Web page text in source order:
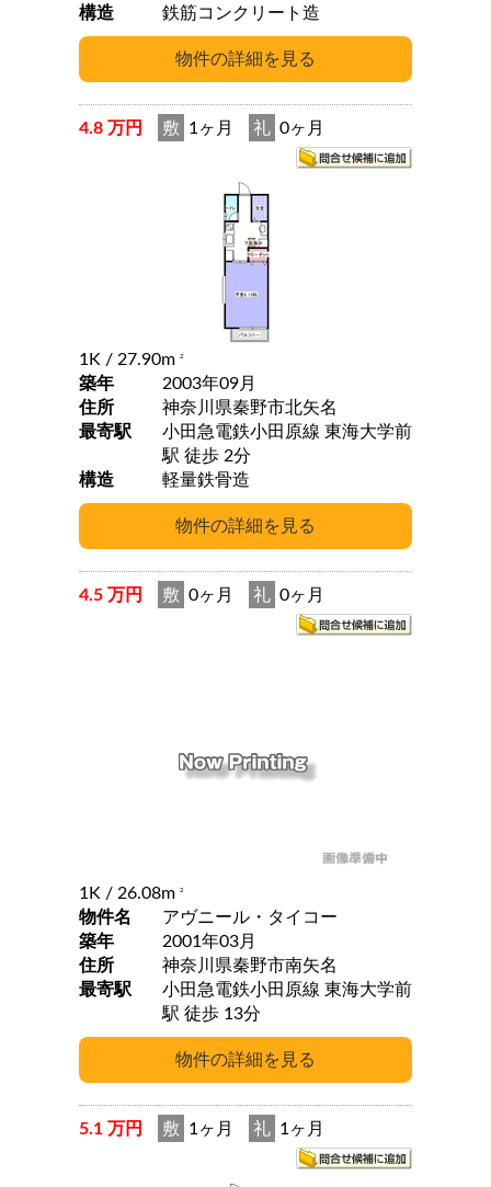
構造
鉄筋コンクリート造
4.8 万円 敷 1ヶ月 礼 0ヶ月
1K / 27.90m 2
築年
2003年09月
住所
神奈川県秦野市北矢名
最寄駅
小田急電鉄小田原線 東海大学前
駅 徒歩 2分
構造
軽量鉄骨造
4.5 万円 敷 0ヶ月 礼 0ヶ月
1K / 26.08m 2
物件名
アヴニール・タイコー
築年
2001年03月
住所
神奈川県秦野市南矢名
最寄駅
小田急電鉄小田原線 東海大学前
駅 徒歩 13分
5.1 万円 敷 1ヶ月 礼 1ヶ月